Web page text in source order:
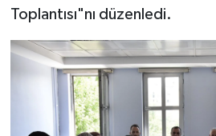
Toplantısı"nı düzenledi.